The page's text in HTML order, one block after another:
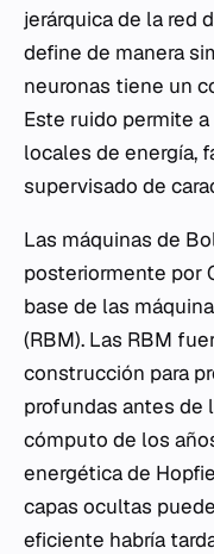
jerárquica de la red
define de manera
neuronas tiene un
Este ruido permite
locales de energía,
supervisado de
Las máquinas de
posteriormente por
base de las
(RBM). Las RBM
construcción para
profundas antes de
cómputo de los
energética de
capas ocultas
eficiente habría